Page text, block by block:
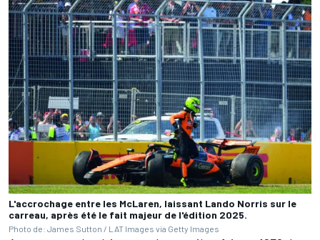
L'accrochage entre les McLaren, laissant Lando Norris sur le
carreau, après été le fait majeur de l'édition 2025.
Photo de: James Sutton / LAT Images via Getty Images